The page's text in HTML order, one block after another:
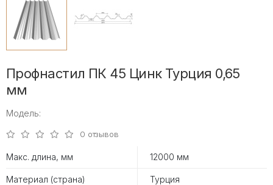
Профнастил ПК 45 Цинк Турция 0,65
мм
Модель:
0 отзывов
Макс. длина, мм 12000 мм
Материал (страна) Турция